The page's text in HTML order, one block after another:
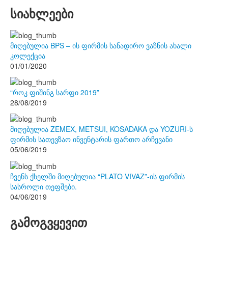
სიახლეები
მიღებულია BPS – ის ფირმის სანადირო ვაზნის ახალი
კოლექცია
01/01/2020
“როკ ფიშინგ სარფი 2019”
28/08/2019
მიღებულია ZEMEX, METSUI, KOSADAKA და YOZURI-ს
ფირმის სათევზაო ინვენტარის ფართო არჩევანი
05/06/2019
ჩვენს ქსელში მიღებულია “PLATO VIVAZ”-ის ფირმის
სასროლი თეფშები.
04/06/2019
გამოგვყევით